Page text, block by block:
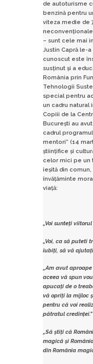
de autoturisme
benzină pentru
viteza medie de
– sunt cele mai
Justin Capră le-
cunoscut este
susținut și a
România prin
Tehnologii
special pentru
un cadru natural
Copiii de la
București au
cadrul
mentori” (14
științifice și
celor mici pe un
ieșită din comun,
învățăminte
viață:
„Voi sunteți
„Voi, ca să puteti
iubiți, să vă
„Am avut
aceea vă spun
apucați de o
vă opriți la mijloc
pentru că voi
pătratul credinței.”
„Să știți că
magică și
din România